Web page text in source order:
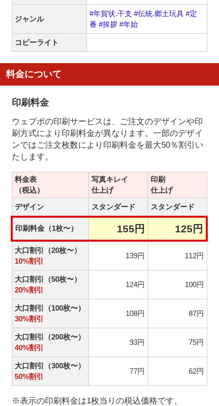
ジャンル
#年賀状.干支 #伝統.郷土玩具 #定
番 #挨拶 #年始
コピーライト
料金について
印刷料金
ウェブポの印刷サービスは、ご注文のデザインや印
刷方式により印刷料金が異なります。一部のデザイ
ンではご注文枚数により印刷料金を最大50％割引い
たします。
料金表
（税込）
写真キレイ
仕上げ
印刷
仕上げ
デザイン
スタンダード スタンダード
印刷料金（1枚〜） 155円 125円
大口割引（20枚〜）
10%割引
139円 112円
大口割引（50枚〜）
20%割引
124円 100円
大口割引（100枚〜）
30%割引
108円 87円
大口割引（200枚〜）
40%割引
93円 75円
大口割引（300枚〜）
50%割引
77円 62円
※表示の印刷料金は1枚当りの税込価格です。